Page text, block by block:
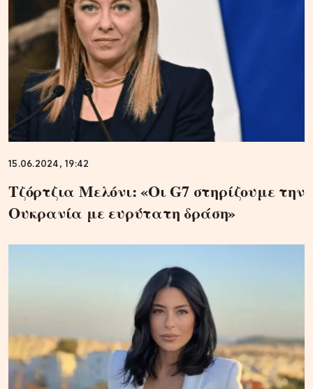
15.06.2024, 19:42
Τζόρτζια Μελόνι: «Οι G7 στηρίζουμε την
Ουκρανία με ευρύτατη δράση»